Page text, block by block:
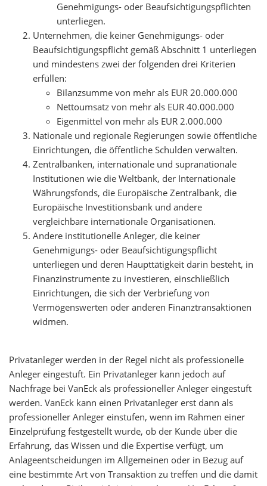
Genehmigungs- oder Beaufsichtigungspflichten
unterliegen.
Unternehmen, die keiner Genehmigungs- oder
Beaufsichtigungspflicht gemäß Abschnitt 1 unterliegen
und mindestens zwei der folgenden drei Kriterien
erfüllen:
Bilanzsumme von mehr als EUR 20.000.000
Nettoumsatz von mehr als EUR 40.000.000
Eigenmittel von mehr als EUR 2.000.000
Nationale und regionale Regierungen sowie öffentliche
Einrichtungen, die öffentliche Schulden verwalten.
Zentralbanken, internationale und supranationale
Institutionen wie die Weltbank, der Internationale
Währungsfonds, die Europäische Zentralbank, die
Europäische Investitionsbank und andere
vergleichbare internationale Organisationen.
Andere institutionelle Anleger, die keiner
Genehmigungs- oder Beaufsichtigungspflicht
unterliegen und deren Haupttätigkeit darin besteht, in
Finanzinstrumente zu investieren, einschließlich
Einrichtungen, die sich der Verbriefung von
Vermögenswerten oder anderen Finanztransaktionen
widmen.
Privatanleger werden in der Regel nicht als professionelle
Anleger eingestuft. Ein Privatanleger kann jedoch auf
Nachfrage bei VanEck als professioneller Anleger eingestuft
werden. VanEck kann einen Privatanleger erst dann als
professioneller Anleger einstufen, wenn im Rahmen einer
Einzelprüfung festgestellt wurde, ob der Kunde über die
Erfahrung, das Wissen und die Expertise verfügt, um
Anlageentscheidungen im Allgemeinen oder in Bezug auf
eine bestimmte Art von Transaktion zu treffen und die damit